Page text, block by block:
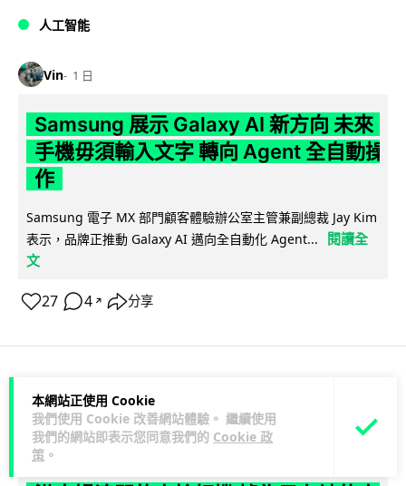
本網站正使用 Cookie
我們使用 Cookie 改善網站體驗。 繼續使用
我們的網站即表示您同意我們的 Cookie 政
策 。
人工智能
Vin 1 日
Samsung 展示 Galaxy AI 新方向 未來
手機毋須輸入文字 轉向 Agent 全自動操
作
Samsung 電子 MX 部門顧客體驗辦公室主管兼副總裁 Jay Kim
表示，品牌正推動 Galaxy AI 邁向全自動化 Agent...
閱讀全
文
27 4 ↗ 分享
科技娛樂 生活娛樂
Lawton 1 日